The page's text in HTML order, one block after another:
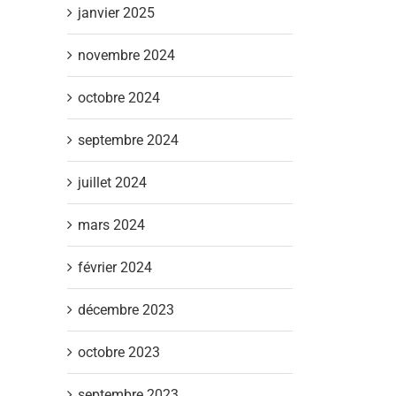
janvier 2025
novembre 2024
octobre 2024
septembre 2024
juillet 2024
mars 2024
février 2024
décembre 2023
octobre 2023